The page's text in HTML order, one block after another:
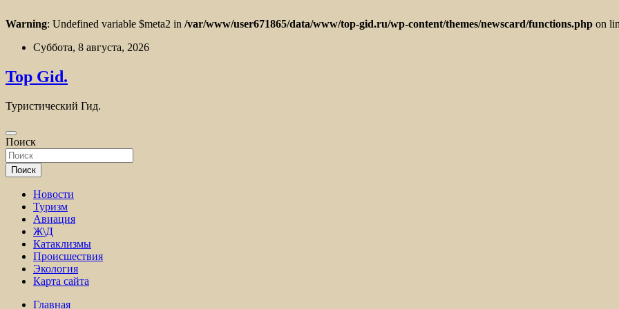
Warning: Undefined variable $meta2 in /var/www/user671865/data/www/top-gid.ru/wp-content/themes/newscard/functions.php on
Перейти
содержимому
Суббота, 8 августа, 2026
Top Gid.
Туристический Гид.
Поиск
Поиск
Новости
Туризм
Авиация
Ж\Д
Катаклизмы
Происшествия
Экология
Карта сайта
Главная